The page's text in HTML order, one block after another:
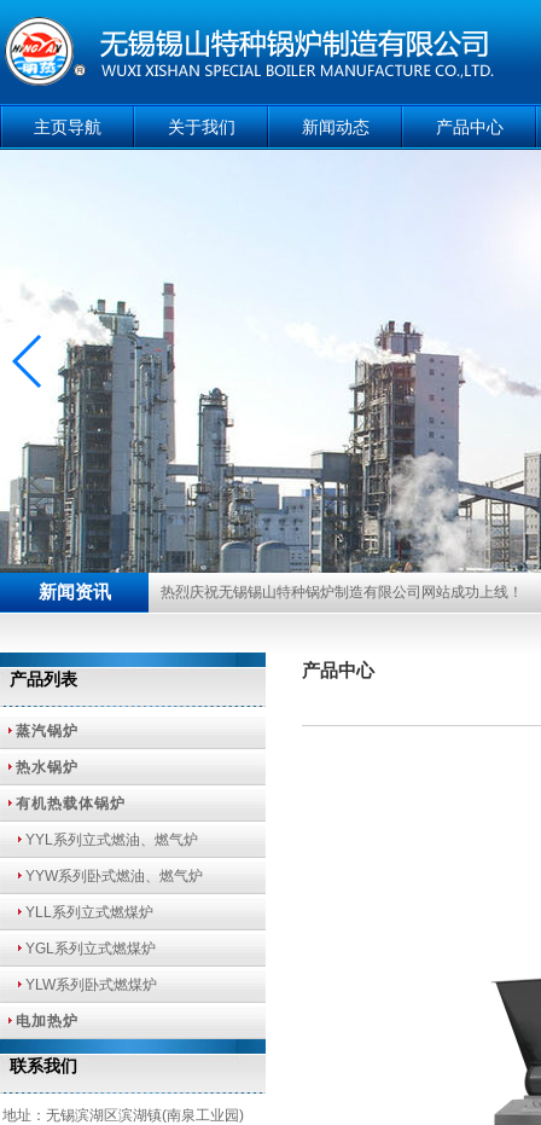
主页导航 关于我们 新闻动态 产品中心
新闻资讯 热烈庆祝无锡锡山特种锅炉制造有限公司网站成功上线！
产品列表
蒸汽锅炉
热水锅炉
有机热载体锅炉
YYL系列立式燃油、燃气炉
YYW系列卧式燃油、燃气炉
YLL系列立式燃煤炉
YGL系列立式燃煤炉
YLW系列卧式燃煤炉
电加热炉
联系我们
地址：无锡滨湖区滨湖镇(南泉工业园)
产品中心